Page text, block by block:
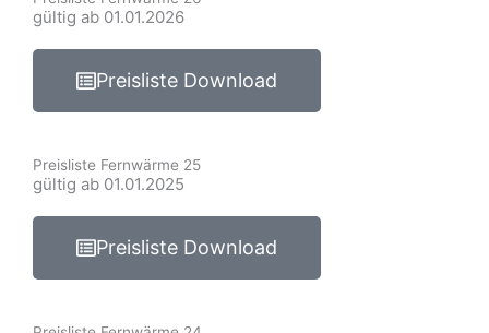
gültig ab 01.01.2026
Preisliste Download
Preisliste Fernwärme 25
gültig ab 01.01.2025
Preisliste Download